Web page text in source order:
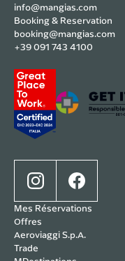
info@mangias.com
Booking & Reservation
booking@mangias.com
+39 091 743 4100
Mes Réservations
Offres
Aeroviaggi S.p.A.
Trade